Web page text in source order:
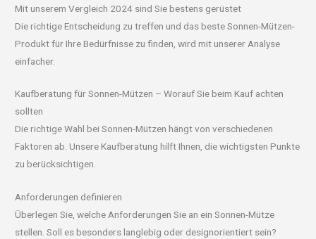
Mit unserem Vergleich 2024 sind Sie bestens gerüstet
Die richtige Entscheidung zu treffen und das beste Sonnen-Mützen-
Produkt für Ihre Bedürfnisse zu finden, wird mit unserer Analyse
einfacher.
Kaufberatung für Sonnen-Mützen – Worauf Sie beim Kauf achten
sollten
Die richtige Wahl bei Sonnen-Mützen hängt von verschiedenen
Faktoren ab. Unsere Kaufberatung hilft Ihnen, die wichtigsten Punkte
zu berücksichtigen.
Anforderungen definieren
Überlegen Sie, welche Anforderungen Sie an ein Sonnen-Mütze
stellen. Soll es besonders langlebig oder designorientiert sein?